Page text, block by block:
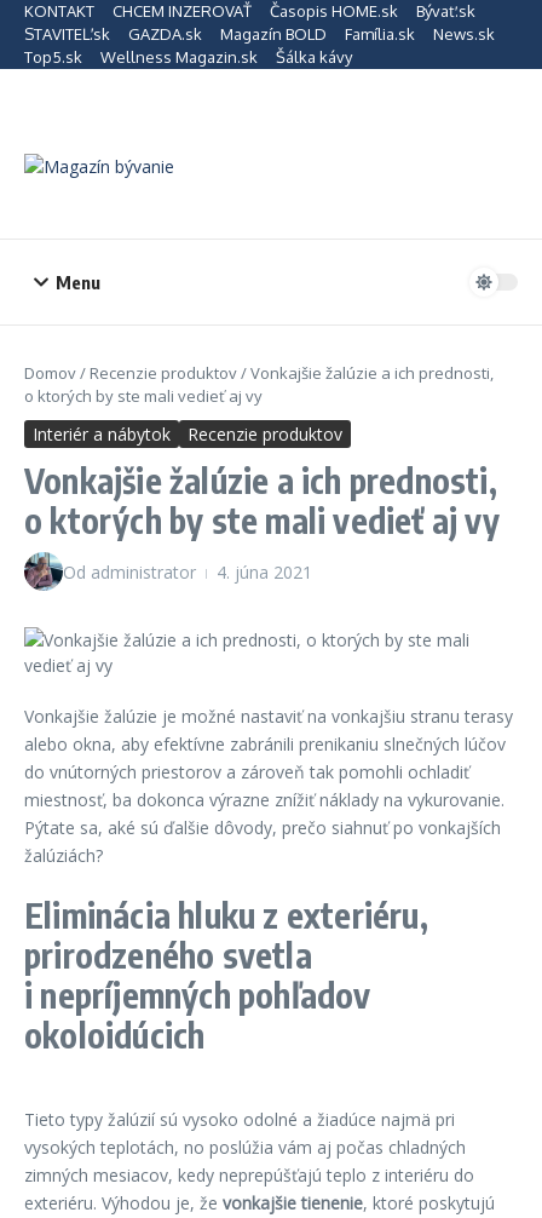
Preskočiť na obsah
KONTAKT CHCEM INZEROVAŤ Časopis HOME.sk
Bývať.sk
STAVITEĽ.sk
GAZDA.sk Magazín BOLD Família.sk
News.sk
Top5.sk
Wellness Magazin.sk Šálka kávy
Menu
Domov/ Recenzie produktov/Vonkajšie žalúzie a ich prednosti,
o ktorých by ste mali vedieť aj vy
Interiér a nábytok Recenzie produktov
Vonkajšie žalúzie a ich prednosti,
o ktorých by ste mali vedieť aj vy
Od administrator 4. júna 2021
Vonkajšie žalúzie je možné nastaviť na vonkajšiu stranu terasy
alebo okna, aby efektívne zabránili prenikaniu slnečných lúčov
do vnútorných priestorov a zároveň tak pomohli ochladiť
miestnosť, ba dokonca výrazne znížiť náklady na vykurovanie.
Pýtate sa, aké sú ďalšie dôvody, prečo siahnuť po vonkajších
žalúziách?
Eliminácia hluku z exteriéru,
prirodzeného svetla
i nepríjemných pohľadov
okoloidúcich
Tieto typy žalúzií sú vysoko odolné a žiadúce najmä pri
vysokých teplotách, no poslúžia vám aj počas chladných
zimných mesiacov, kedy neprepúšťajú teplo z interiéru do
exteriéru. Výhodou je, že vonkajšie tienenie, ktoré poskytujú